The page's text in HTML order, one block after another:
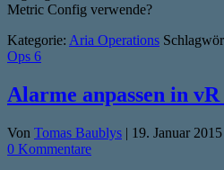
Metric Config verwende?
Kategorie: Aria Operations
Ops 6
Alarme anpassen in vR
Von Tomas Baublys | 19. Januar 2015
0 Kommentare